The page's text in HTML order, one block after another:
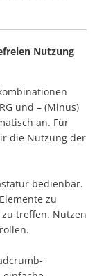
Nutzung
und – (Minus)
an. Für
die Nutzung der
bedienbar.
zu
zu treffen. Nutzen